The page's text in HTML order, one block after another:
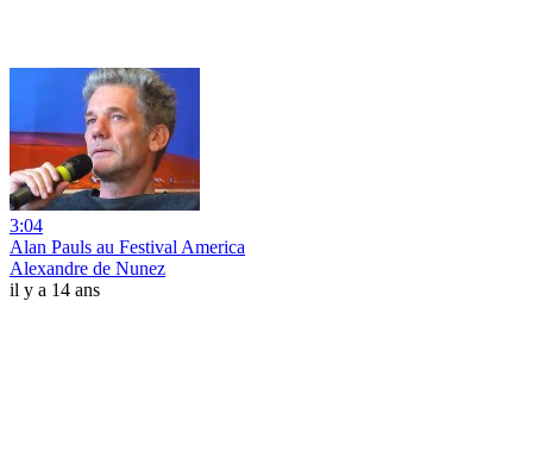
3:04
Alan Pauls au Festival America
Alexandre de Nunez
il y a 14 ans